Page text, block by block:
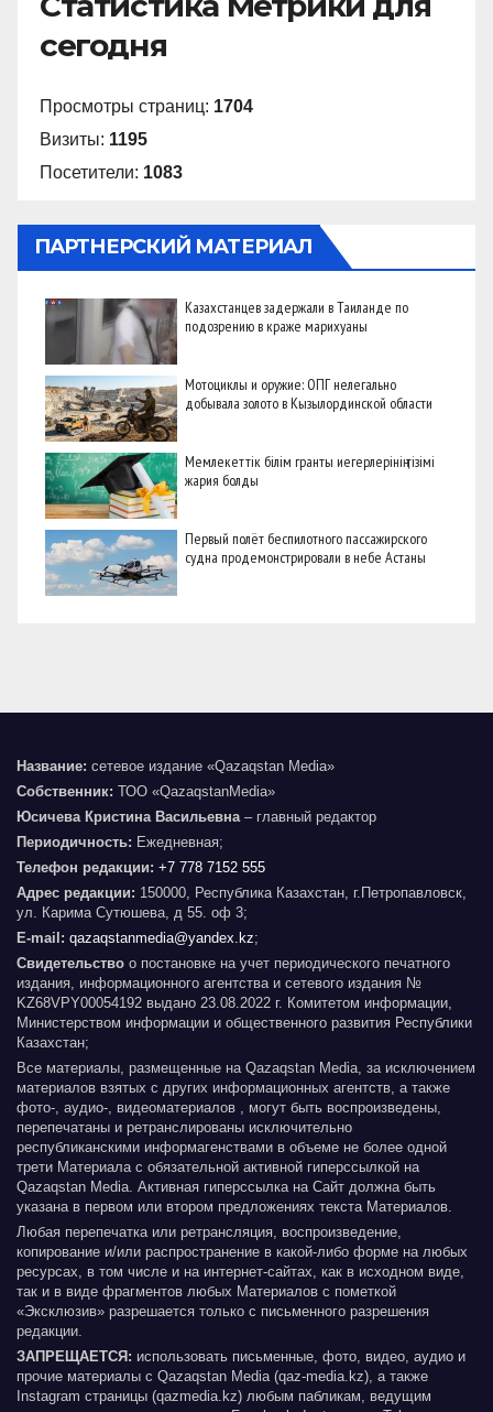
сегодня
Просмотры страниц: 1704
Визиты: 1195
Посетители: 1083
ПАРТНЕРСКИЙ МАТЕРИАЛ
Казахстанцев задержали в Таиланде по
подозрению в краже марихуаны
Мотоциклы и оружие: ОПГ нелегально
добывала золото в Кызылординской области
Мемлекеттік білім гранты иегерлерінің тізімі
жария болды
Первый полёт беспилотного пассажирского
судна продемонстрировали в небе Астаны
Название: сетевое издание «Qazaqstan Media»
Собственник: ТОО «QazaqstanMedia»
Юсичева Кристина Васильевна – главный редактор
Периодичность: Ежедневная;
Телефон редакции: +7 778 7152 555
Адрес редакции: 150000, Республика Казахстан, г.Петропавловск,
ул. Карима Сутюшева, д 55. оф 3;
E-mail: qazaqstanmedia@yandex.kz;
Свидетельство о постановке на учет периодического печатного
издания, информационного агентства и сетевого издания №
KZ68VPY00054192 выдано 23.08.2022 г. Комитетом информации,
Министерством информации и общественного развития Республики
Казахстан;
Все материалы, размещенные на Qazaqstan Media, за исключением
материалов взятых с других информационных агентств, а также
фото-, аудио-, видеоматериалов , могут быть воспроизведены,
перепечатаны и ретранслированы исключительно
республиканскими информагенствами в объеме не более одной
трети Материала с обязательной активной гиперссылкой на
Qazaqstan Media. Активная гиперссылка на Сайт должна быть
указана в первом или втором предложениях текста Материалов.
Любая перепечатка или ретрансляция, воспроизведение,
копирование и/или распространение в какой-либо форме на любых
ресурсах, в том числе и на интернет-сайтах, как в исходном виде,
так и в виде фрагментов любых Материалов с пометкой
«Эксклюзив» разрешается только с письменного разрешения
редакции.
ЗАПРЕЩАЕТСЯ: использовать письменные, фото, видео, аудио и
прочие материалы с Qazaqstan Media (qaz-media.kz), а также
Instagram страницы (qazmedia.kz) любым пабликам, ведущим